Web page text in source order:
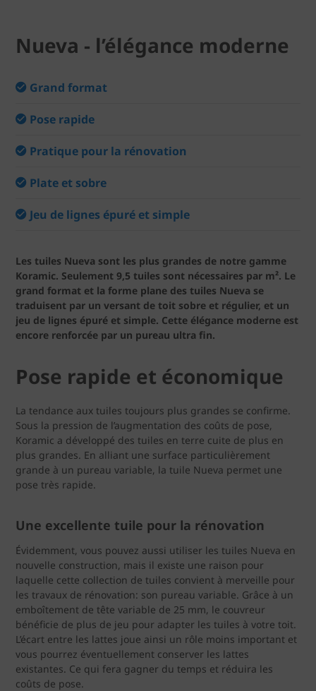
Nueva - l’élégance moderne
Grand format
Pose rapide
Pratique pour la rénovation
Plate et sobre
Jeu de lignes épuré et simple
Les tuiles Nueva sont les plus grandes de notre gamme
Koramic. Seulement 9,5 tuiles sont nécessaires par m². Le
grand format et la forme plane des tuiles Nueva se
traduisent par un versant de toit sobre et régulier, et un
jeu de lignes épuré et simple. Cette élégance moderne est
encore renforcée par un pureau ultra fin.
Pose rapide et économique
La tendance aux tuiles toujours plus grandes se confirme.
Sous la pression de l’augmentation des coûts de pose,
Koramic a développé des tuiles en terre cuite de plus en
plus grandes. En alliant une surface particulièrement
grande à un pureau variable, la tuile Nueva permet une
pose très rapide.
Une excellente tuile pour la rénovation
Évidemment, vous pouvez aussi utiliser les tuiles Nueva en
nouvelle construction, mais il existe une raison pour
laquelle cette collection de tuiles convient à merveille pour
les travaux de rénovation: son pureau variable. Grâce à un
emboîtement de tête variable de 25 mm, le couvreur
bénéficie de plus de jeu pour adapter les tuiles à votre toit.
L’écart entre les lattes joue ainsi un rôle moins important et
vous pourrez éventuellement conserver les lattes
existantes. Ce qui fera gagner du temps et réduira les
coûts de pose.